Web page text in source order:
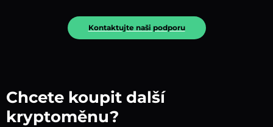
Kontaktujte naši podporu
Chcete koupit další
kryptoměnu?